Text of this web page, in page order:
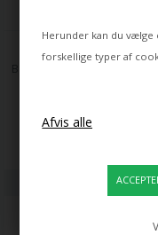
Herunder kan du vælge
forskellige typer af
POLDINA MICRO
910,00